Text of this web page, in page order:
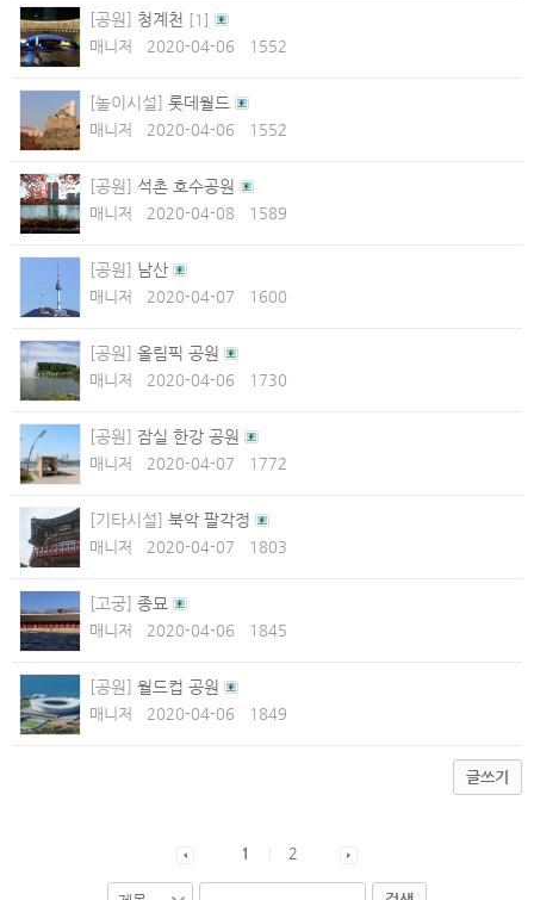
[공원] 청계천 [ 1 ]
매니저
2020-04-06 1552
[놀이시설] 롯데월드
매니저 2020-04-06 1552
[공원] 석촌 호수공원
매니저 2020-04-08 1589
[공원] 남산
매니저 2020-04-07 1600
[공원] 올림픽 공원
매니저 2020-04-06 1730
[공원] 잠실 한강 공원
매니저 2020-04-07 1772
[기타시설] 북악 팔각정
매니저 2020-04-07 1803
[고궁] 종묘
매니저 2020-04-06 1845
[공원] 월드컵 공원
매니저 2020-04-06 1849
글쓰기
1 2